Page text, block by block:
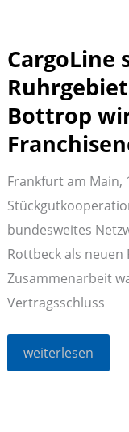
internationalen
Partner
für
die
Niederlande
und
CargoLine
Bottrop
Frankfurt am Main,
bundesweites
Rottbeck als
Zusammenarbeit
Vertragsschluss
CargoLine
Präsenz
weiterlesen